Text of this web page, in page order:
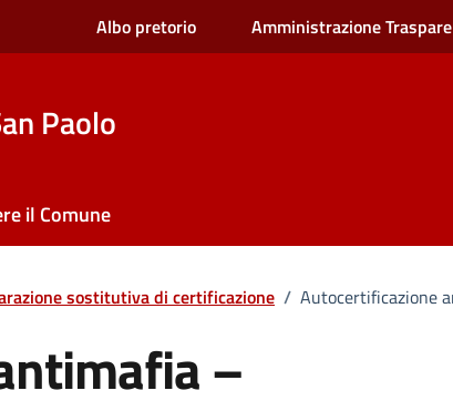
Albo pretorio Amministrazione
Paolo
il Comune
sostitutiva di certificazione / Autocertificazione
–